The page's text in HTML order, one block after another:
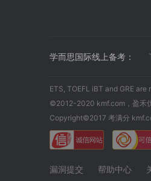
学而思国际线上备考：
ETS, TOEFL iBT and GRE
©2012-2020 kmf.com，盈禾
Copyright©2017 考满分
漏洞提交 帮助中心